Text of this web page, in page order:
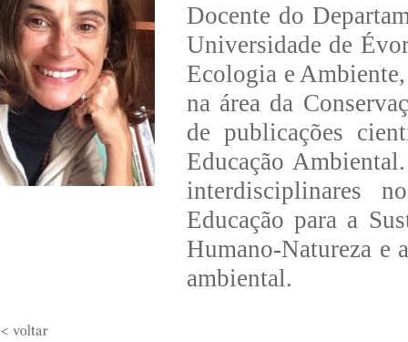
Docente do
Universidade de
Ecologia e
na área da
de publicações
Educação
interdisciplinares
Educação para a
Humano-Natureza e
ambiental.